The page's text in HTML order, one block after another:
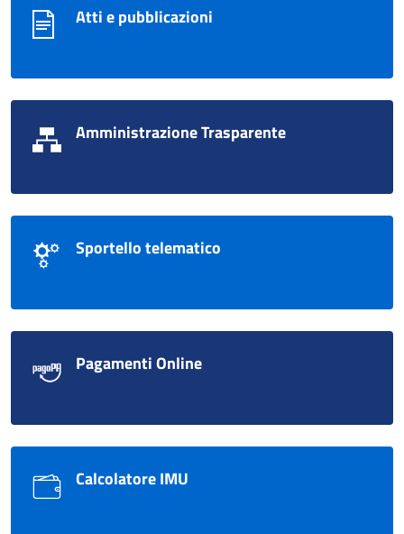
Atti e pubblicazioni
Amministrazione Trasparente
Sportello telematico
Pagamenti Online
Calcolatore IMU